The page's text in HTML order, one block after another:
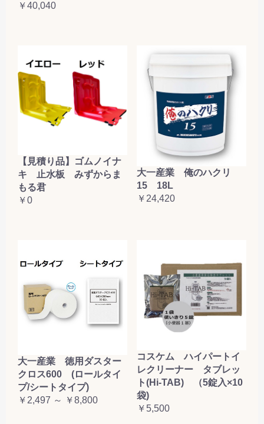
￥40,040
【見積り品】ゴムノイナ
キ 止水板 みずからま
もる君
￥0
大一産業 俺のハクリ
15 18L
￥24,420
大一産業 徳用ダスター
クロス600 (ロールタイ
プ/シートタイプ)
￥2,497 ～ ￥8,800
コスケム ハイパートイ
レクリーナー タブレッ
ト(Hi-TAB) （5錠入×10
袋)
￥5,500